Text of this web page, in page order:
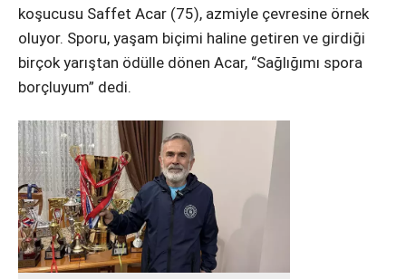
WhatsApp İhbar Hattı
Facebook
Youtube
koşucusu Saffet Acar (75), azmiyle çevresine örnek
oluyor. Sporu, yaşam biçimi haline getiren ve girdiği
birçok yarıştan ödülle dönen Acar, “Sağlığımı spora
borçluyum” dedi.